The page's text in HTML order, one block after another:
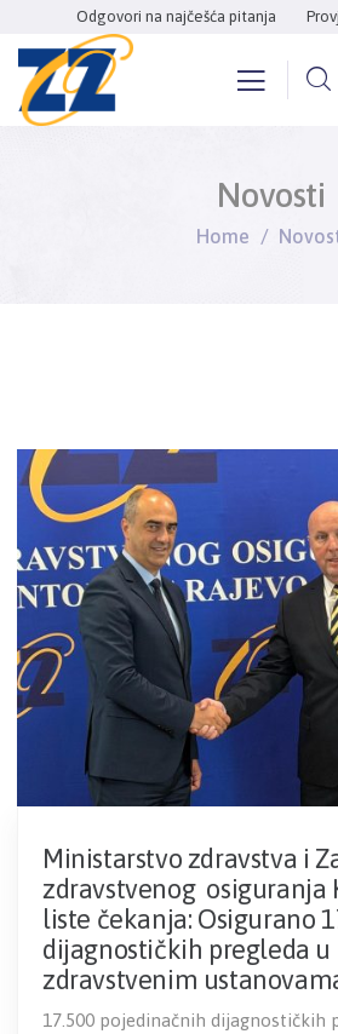
Odgovori na najčešća pitanja
Novosti
Home
Ministarstvo zdravstva i
zdravstvenog osiguranja
liste čekanja: Osigurano
dijagnostičkih pregleda
zdravstvenim
17.500 pojedinačnih dijagnostičkih